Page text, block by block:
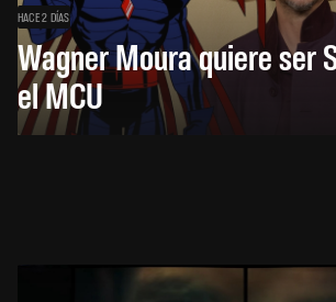
HACE 2 DÍAS
Wagner Moura quiere ser
el MCU